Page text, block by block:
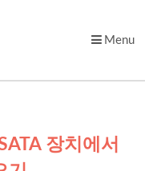
Menu
장치에서